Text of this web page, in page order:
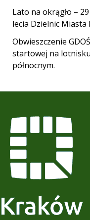
Lato na okrągło –
lecia Dzielnic Miasta
Obwieszczenie
startowej na
północnym.